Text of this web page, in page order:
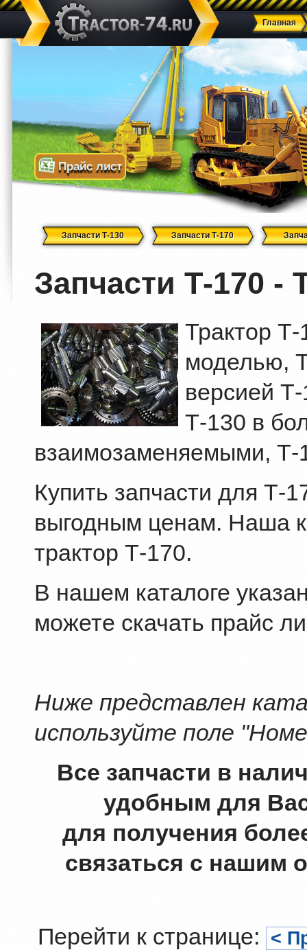
Главная
Запчасти Т-130 Запчасти Т-170
Прайс лист
Запчасти Т-170 -
Трактор Т-
моделью,
версией
Т-130 в
взаимозаменяемыми, Т-
Купить запчасти для Т-
выгодным ценам. Наша
трактор Т-170.
В нашем каталоге
можете скачать прайс
Ниже представлен
используйте поле
Все запчасти в
удобным для
для получения
связаться с нашим
Перейти к странице: <